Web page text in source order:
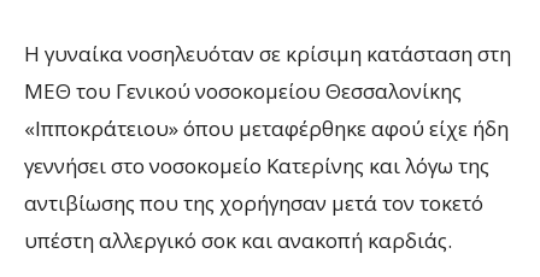
Η γυναίκα νοσηλευόταν σε κρίσιμη κατάσταση στη
ΜΕΘ του Γενικού νοσοκομείου Θεσσαλονίκης
«Ιπποκράτειου» όπου μεταφέρθηκε αφού είχε ήδη
γεννήσει στο νοσοκομείο Κατερίνης και λόγω της
αντιβίωσης που της χορήγησαν μετά τον τοκετό
υπέστη αλλεργικό σοκ και ανακοπή καρδιάς.